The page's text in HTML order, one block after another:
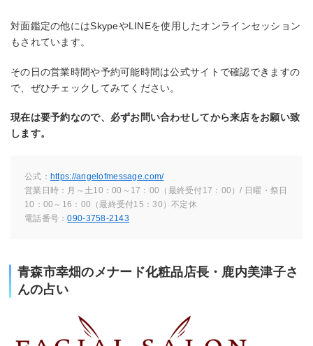
対面鑑定の他にはSkypeやLINEを使用したオンラインセッション
もされています。
その日の営業時間や予約可能時間は公式サイトで確認できますの
で、ぜひチェックしてみてください。
現在は要予約なので、必ずお問い合わせしてから来店をお願い致
します。
公式： https://angelofmessage.com/
営業日時：月～土10：00～17：00（最終受付17：00）/ 日曜・祭日
10：00～16：00（最終受付15：30）不定休
電話番号：090-3758-2143
青森市幸畑のメナード化粧品店長・鹿内美津子さ
んの占い